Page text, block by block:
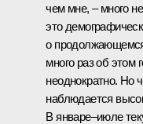
чем мне, – много
это
о
много раз об этом
неоднократно. Но
наблюдается
В январе–июле